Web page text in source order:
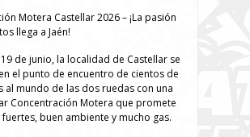
Motera Castellar 2026 – ¡La pasión
llega a Jaén!
de junio, la localidad de Castellar se
el punto de encuentro de cientos de
al mundo de las dos ruedas con una
Concentración Motera que promete
buen ambiente y mucho gas.